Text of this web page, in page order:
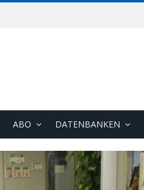
ABO DATENBANKEN